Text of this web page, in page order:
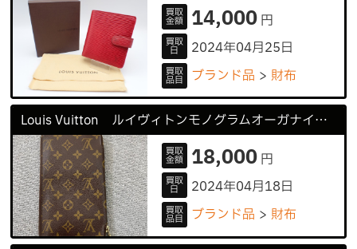
買取
金額 14,000円
買取
日 2024年04月25日
買取
品目 ブランド品 財布
Louis Vuitton ルイヴィトンモノグラムオーガナイザー ヴォワヤージュ 長財布
買取
金額 18,000円
買取
日 2024年04月18日
買取
品目 ブランド品 財布